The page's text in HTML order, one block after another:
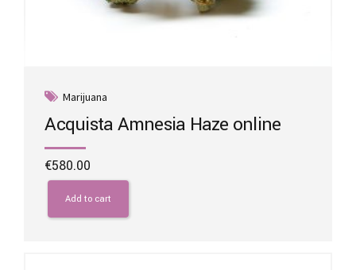
Marijuana
Acquista Amnesia Haze online
€580.00
Add to cart